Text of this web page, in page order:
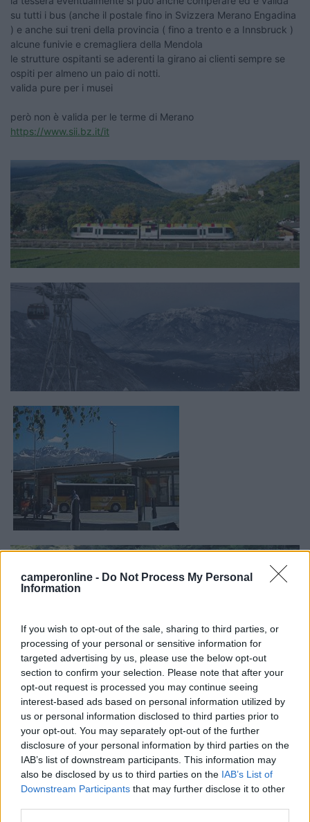
camperonline - Do Not Process My Personal
Information
If you wish to opt-out of the sale, sharing to third parties, or
processing of your personal or sensitive information for
targeted advertising by us, please use the below opt-out
section to confirm your selection. Please note that after your
opt-out request is processed you may continue seeing
interest-based ads based on personal information utilized by
us or personal information disclosed to third parties prior to
your opt-out. You may separately opt-out of the further
disclosure of your personal information by third parties on the
IAB’s list of downstream participants. This information may
also be disclosed by us to third parties on the IAB’s List of
Downstream Participants that may further disclose it to other
su tutti i bus (anche il postale fino in Svizzera Merano Engadina
) e anche sui treni della provincia ( fino a trento e a Innsbruck )
alcune funivie e cremagliera della Mendola
le strutture ospitanti se aderenti la girano ai clienti sempre se
ospiti per almeno un paio di notti.
valida pure per i musei
però non è valida per le terme di Merano
https://www.sii.bz.it/it
„Passare per idiota agli occhi di un imbecille è voluttà da finissimo
buongustaio.“ — Georges Courteline
Modificato da salito il 14/05/2019 alle 08:26:59
EmilG
4885